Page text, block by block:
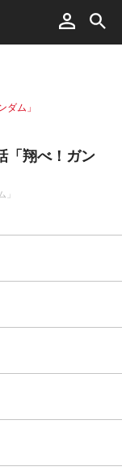
ム」
翔べ！ガン